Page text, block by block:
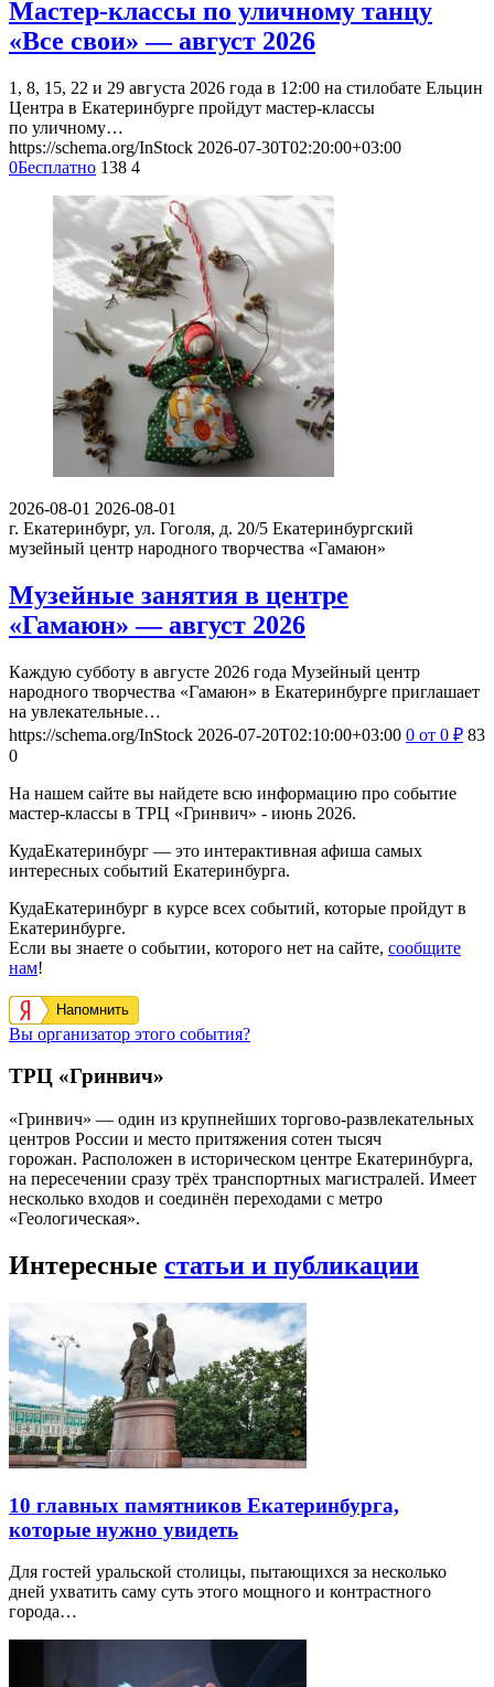
Мастер-классы по уличному танцу
«Все свои» — август 2026
1, 8, 15, 22 и 29 августа 2026 года в 12:00 на стилобате Ельцин
Центра в Екатеринбурге пройдут мастер-классы
по уличному…
https://schema.org/InStock 2026-07-30T02:20:00+03:00
0Бесплатно 138 4
2026-08-01 2026-08-01
г. Екатеринбург, ул. Гоголя, д. 20/5 Екатеринбургский
музейный центр народного творчества «Гамаюн»
Музейные занятия в центре
«Гамаюн» — август 2026
Каждую субботу в августе 2026 года Музейный центр
народного творчества «Гамаюн» в Екатеринбурге приглашает
на увлекательные…
https://schema.org/InStock 2026-07-20T02:10:00+03:00 0 от 0 ₽ 83
0
На нашем сайте вы найдете всю информацию про событие
мастер-классы в ТРЦ «Гринвич» - июнь 2026.
КудаЕкатеринбург — это интерактивная афиша самых
интересных событий Екатеринбурга.
КудаЕкатеринбург в курсе всех событий, которые пройдут в
Екатеринбурге.
Если вы знаете о событии, которого нет на сайте, сообщите
нам!
Напомнить
Вы организатор этого события?
ТРЦ «Гринвич»
«Гринвич» — один из крупнейших торгово-развлекательных
центров России и место притяжения сотен тысяч
горожан. Расположен в историческом центре Екатеринбурга,
на пересечении сразу трёх транспортных магистралей. Имеет
несколько входов и соединён переходами с метро
«Геологическая».
Интересные статьи и публикации
10 главных памятников Екатеринбурга,
которые нужно увидеть
Для гостей уральской столицы, пытающихся за несколько
дней ухватить саму суть этого мощного и контрастного
города…